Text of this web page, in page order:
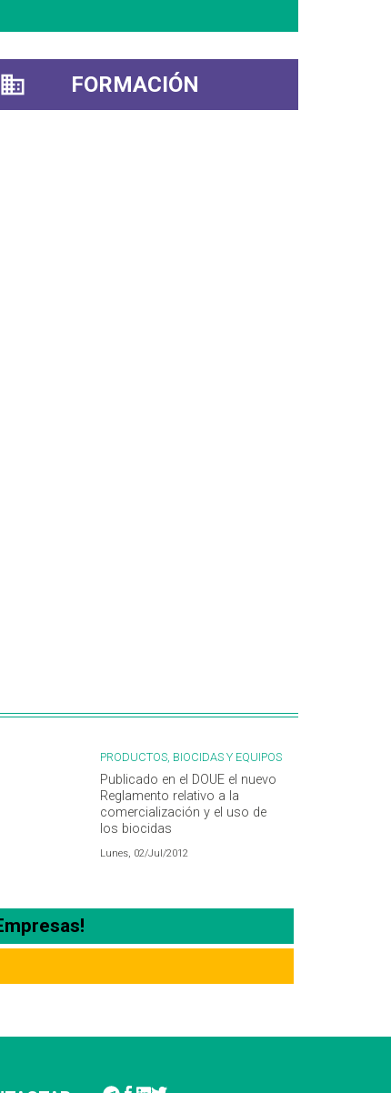
FORMACIÓN
PRODUCTOS, BIOCIDAS Y EQUIPOS
Publicado en el DOUE el nuevo
Reglamento relativo a la
comercialización y el uso de
los biocidas
Lunes, 02/Jul/2012